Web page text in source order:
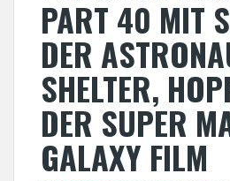
PART 40 MIT
DER
SHELTER,
DER SUPER
GALAXY FILM